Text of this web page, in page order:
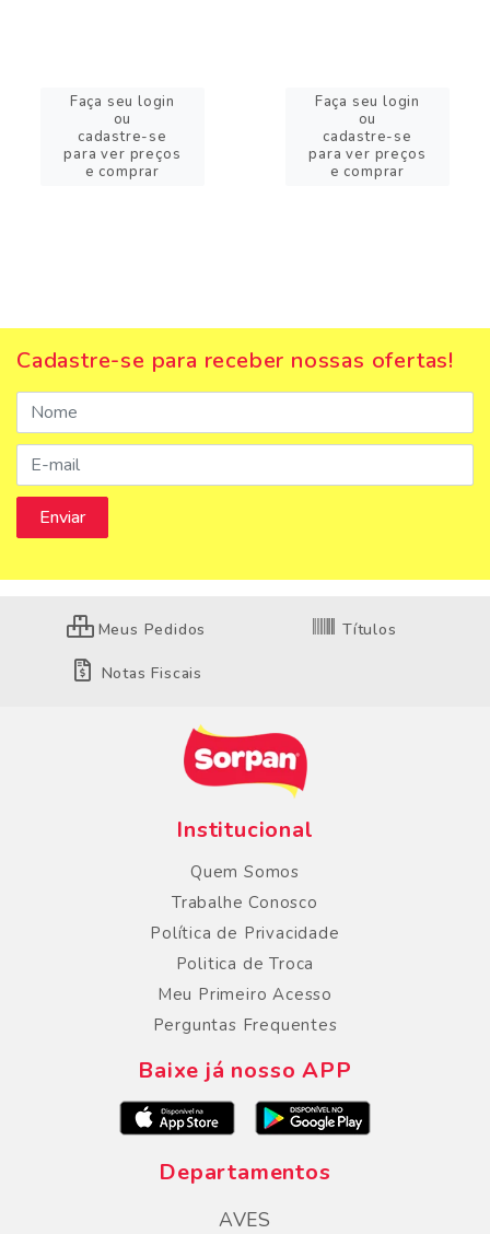
Faça seu login
ou
cadastre-se
para ver preços
e comprar
Faça seu login
ou
cadastre-se
para ver preços
e comprar
Cadastre-se para receber nossas ofertas!
Meus Pedidos Títulos
Notas Fiscais
Institucional
Quem Somos
Trabalhe Conosco
Política de Privacidade
Politica de Troca
Meu Primeiro Acesso
Perguntas Frequentes
Baixe já nosso APP
Departamentos
AVES